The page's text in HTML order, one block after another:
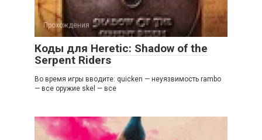
Прохождения
Коды для Heretic: Shadow of the
Serpent Riders
Во время игры вводите: quicken — нeyязвимocть rambo
— вce opyжиe skel — вce